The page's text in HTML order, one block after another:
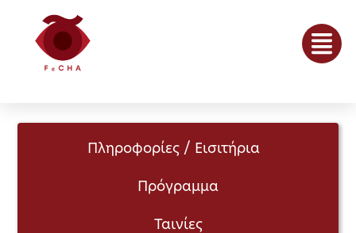
Πληροφορίες / Εισιτήρια
Πρόγραμμα
Ταινίες